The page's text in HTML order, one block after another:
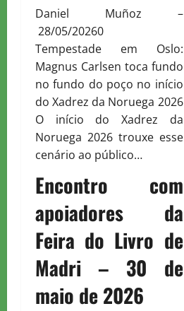
Daniel Muñoz –
28/05/20260
Tempestade em Oslo:
Magnus Carlsen toca fundo
no fundo do poço no início
do Xadrez da Noruega 2026
O início do Xadrez da
Noruega 2026 trouxe esse
cenário ao público…
Encontro com
apoiadores da
Feira do Livro de
Madri – 30 de
maio de 2026